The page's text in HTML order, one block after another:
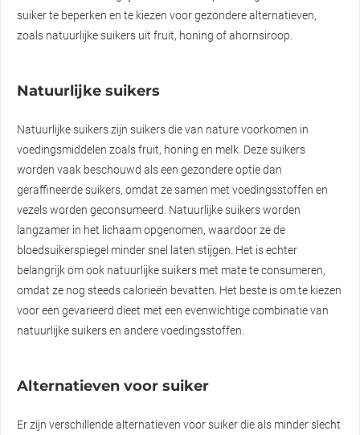
suiker te beperken en te kiezen voor gezondere alternatieven,
zoals natuurlijke suikers uit fruit, honing of ahornsiroop.
Natuurlijke suikers
Natuurlijke suikers zijn suikers die van nature voorkomen in
voedingsmiddelen zoals fruit, honing en melk. Deze suikers
worden vaak beschouwd als een gezondere optie dan
geraffineerde suikers, omdat ze samen met voedingsstoffen en
vezels worden geconsumeerd. Natuurlijke suikers worden
langzamer in het lichaam opgenomen, waardoor ze de
bloedsuikerspiegel minder snel laten stijgen. Het is echter
belangrijk om ook natuurlijke suikers met mate te consumeren,
omdat ze nog steeds calorieën bevatten. Het beste is om te kiezen
voor een gevarieerd dieet met een evenwichtige combinatie van
natuurlijke suikers en andere voedingsstoffen.
Alternatieven voor suiker
Er zijn verschillende alternatieven voor suiker die als minder slecht